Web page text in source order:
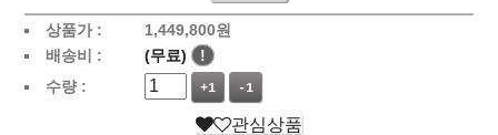
상품가 : 1,449,800원
배송비 :
(무료)
!
수량 :
+1 -1
관심상품